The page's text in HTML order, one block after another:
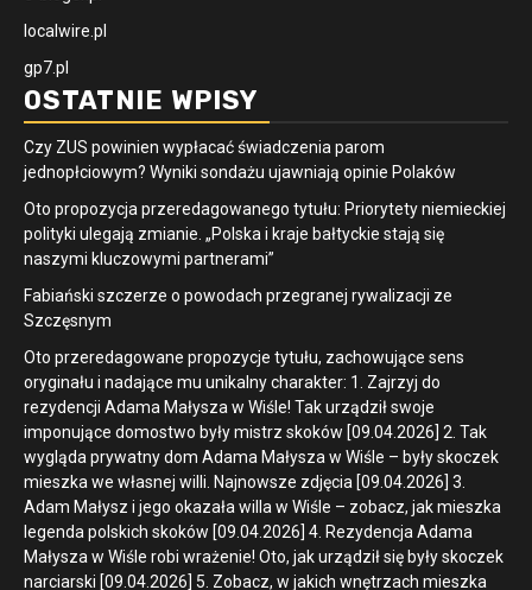
localwire.pl
gp7.pl
OSTATNIE WPISY
Czy ZUS powinien wypłacać świadczenia parom
jednopłciowym? Wyniki sondażu ujawniają opinie Polaków
Oto propozycja przeredagowanego tytułu: Priorytety niemieckiej
polityki ulegają zmianie. „Polska i kraje bałtyckie stają się
naszymi kluczowymi partnerami”
Fabiański szczerze o powodach przegranej rywalizacji ze
Szczęsnym
Oto przeredagowane propozycje tytułu, zachowujące sens
oryginału i nadające mu unikalny charakter: 1. Zajrzyj do
rezydencji Adama Małysza w Wiśle! Tak urządził swoje
imponujące domostwo były mistrz skoków [09.04.2026] 2. Tak
wygląda prywatny dom Adama Małysza w Wiśle – były skoczek
mieszka we własnej willi. Najnowsze zdjęcia [09.04.2026] 3.
Adam Małysz i jego okazała willa w Wiśle – zobacz, jak mieszka
legenda polskich skoków [09.04.2026] 4. Rezydencja Adama
Małysza w Wiśle robi wrażenie! Oto, jak urządził się były skoczek
narciarski [09.04.2026] 5. Zobacz, w jakich wnętrzach mieszka